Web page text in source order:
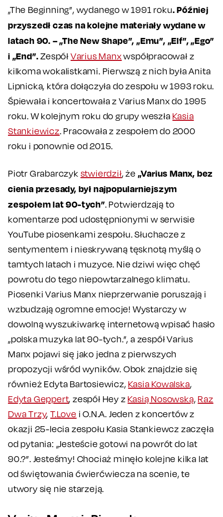
„The Beginning”, wydanego w 1991 roku. Później
przyszedł czas na kolejne materiały wydane w
latach 90. – „The New Shape”, „Emu”, „Elf”, „Ego”
i „End”.ZespółVarius Manxwspółpracował z
kilkoma wokalistkami. Pierwszą z nich była Anita
Lipnicka, która dołączyła do zespołu w 1993 roku.
Śpiewała i koncertowała z Varius Manx do 1995
roku. W kolejnym roku do grupy weszła Kasia
Stankiewicz. Pracowała z zespołem do 2000
roku i ponownie od 2015.
Piotr Grabarczyk stwierdził, że „Varius Manx, bez
cienia przesady, był najpopularniejszym
zespołem lat 90-tych”. Potwierdzają to
komentarze pod udostępnionymi w serwisie
YouTube piosenkami zespołu. Słuchacze z
sentymentem i nieskrywaną tęsknotą myślą o
tamtych latach i muzyce. Nie dziwi więc chęć
powrotu do tego niepowtarzalnego klimatu.
Piosenki Varius Manx nieprzerwanie poruszają i
wzbudzają ogromne emocje! Wystarczy w
dowolną wyszukiwarkę internetową wpisać hasło
„polska muzyka lat 90-tych.”, a zespół Varius
Manx pojawi się jako jedna z pierwszych
propozycji wśród wyników. Obok znajdzie się
również Edyta Bartosiewicz, Kasia Kowalska,
Edyta Geppert, zespół Hey z Kasią Nosowską, Raz
Dwa Trzy,T.Love i O.N.A. Jeden z koncertów z
okazji 25-lecia zespołu Kasia Stankiewcz zaczęła
od pytania: „Jesteście gotowi na powrót do lat
90.?”. Jesteśmy! Chociaż minęło kolejne kilka lat
od świętowania ćwierćwiecza na scenie, te
utwory się nie starzeją.